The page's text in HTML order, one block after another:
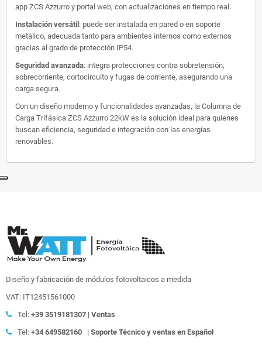
app ZCS Azzurro y portal web, con actualizaciones en tiempo real.
Instalación versátil: puede ser instalada en pared o en soporte
metálico, adecuada tanto para ambientes internos como externos
gracias al grado de protección IP54.
Seguridad avanzada: integra protecciones contra sobretensión,
sobrecorriente, cortocircuito y fugas de corriente, asegurando una
carga segura.
Con un diseño moderno y funcionalidades avanzadas, la Columna de
Carga Trifásica ZCS Azzurro 22kW es la solución ideal para quienes
buscan eficiencia, seguridad e integración con las energías
renovables.
Diseño y fabricación de módulos fotovoltaicos a medida
VAT: IT12451561000
Tel: +39 3519181307 | Ventas
Tel: +34 649582160 | Soporte Técnico y ventas en Español